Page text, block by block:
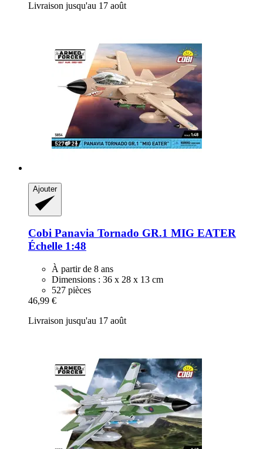
Livraison jusqu'au 17 août
Ajouter
Cobi Panavia Tornado GR.1 MIG EATER
Échelle 1:48
À partir de 8 ans
Dimensions : 36 x 28 x 13 cm
527 pièces
46,99 €
Livraison jusqu'au 17 août